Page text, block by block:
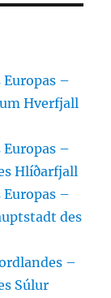
–
Hverfjall
–
Hlíðarfjall
–
des
–
Súlur